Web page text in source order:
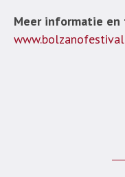
Meer informatie